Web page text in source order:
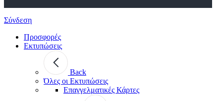
Σύνδεση
Προσφορές
Εκτυπώσεις
Back
Όλες οι Εκτυπώσεις
Επαγγελματικές Κάρτες